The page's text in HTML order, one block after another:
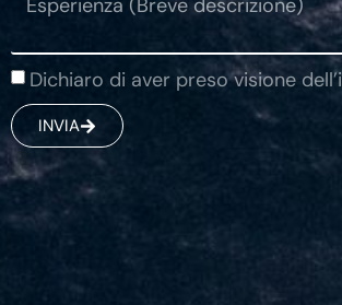
Dichiaro di aver preso visione
INVIA